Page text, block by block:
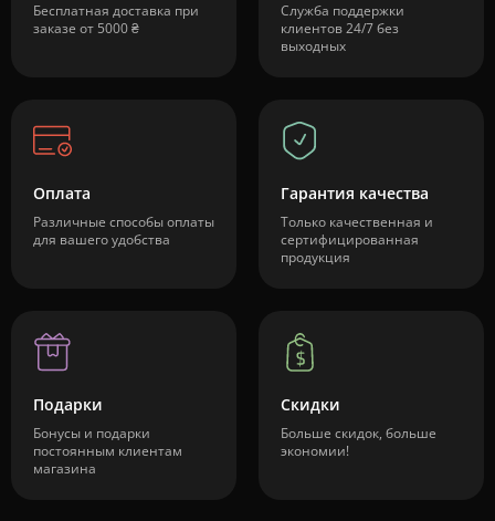
Бесплатная доставка при
заказе от 5000 ₴
Служба поддержки
клиентов 24/7 без
выходных
Оплата
Различные способы оплаты
для вашего удобства
Гарантия качества
Только качественная и
сертифицированная
продукция
Подарки
Бонусы и подарки
постоянным клиентам
магазина
Скидки
Больше скидок, больше
экономии!